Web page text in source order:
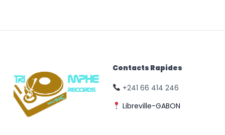
Contacts Rapides
+241 66 414 246
Libreville-GABON